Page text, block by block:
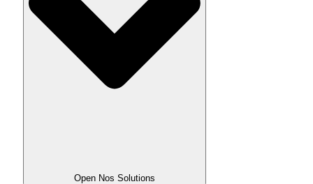
Open Nos Solutions